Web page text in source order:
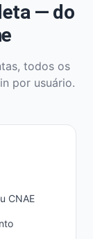
— do
todos os
por usuário.
CNAE